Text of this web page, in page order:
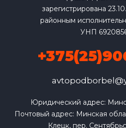
зарегистрирована
районным
УНП
Юридический адрес:
Почтовый адрес: Минская
Клецк, пер.